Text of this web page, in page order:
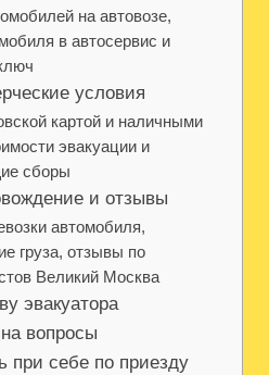
на автовозе,
в автосервис и
условия
картой и наличными
эвакуации и
сборы
и отзывы
автомобиля,
груза, отзывы по
Великий Москва
эвакуатора
вопросы
при себе по приезду